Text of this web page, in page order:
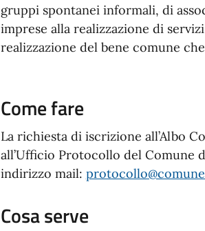
gruppi spontanei informali, di
imprese alla realizzazione di
realizzazione del bene comune
Come fare
La richiesta di iscrizione all’Albo
all’Ufficio Protocollo del Comune
indirizzo mail:
Cosa serve